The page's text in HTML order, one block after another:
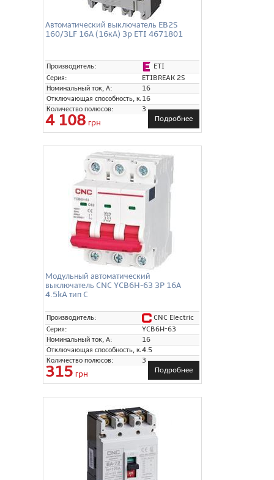
Автоматический выключатель EB2S
160/3LF 16А (16кА) 3p ETI 4671801
Производитель:
ETI
Серия:
ETIBREAK 2S
Номинальный ток, А:
16
Отключающая способность, кА:16
Количество полюсов:
3
4 108 грн Подробнее
Модульный автоматический
выключатель CNC YCB6H-63 3P 16А
4.5kA тип C
Производитель:
CNC Electric
Серия:
YCB6H-63
Номинальный ток, А:
16
Отключающая способность, кА:4.5
Количество полюсов:
3
315 грн Подробнее